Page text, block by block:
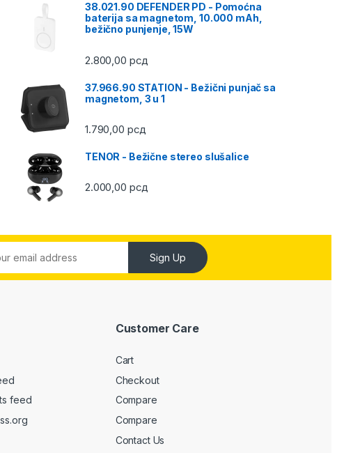
38.021.90 DEFENDER PD - Pomoćna
baterija sa magnetom, 10.000 mAh,
bežično punjenje, 15W
2.800,00 рсд
37.966.90 STATION - Bežični punjač sa
magnetom, 3 u 1
1.790,00 рсд
TENOR - Bežične stereo slušalice
2.000,00 рсд
Sign Up
feed
Customer Care
Cart
Checkout
Compare
Compare
Contact Us